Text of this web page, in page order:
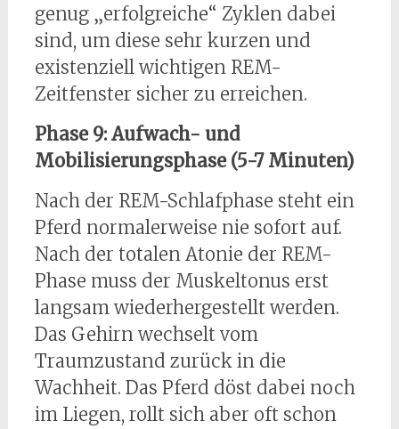
genug „erfolgreiche“ Zyklen dabei
sind, um diese sehr kurzen und
existenziell wichtigen REM-
Zeitfenster sicher zu erreichen.
Phase 9: Aufwach- und
Mobilisierungsphase (5-7 Minuten)
Nach der REM-Schlafphase steht ein
Pferd normalerweise nie sofort auf.
Nach der totalen Atonie der REM-
Phase muss der Muskeltonus erst
langsam wiederhergestellt werden.
Das Gehirn wechselt vom
Traumzustand zurück in die
Wachheit. Das Pferd döst dabei noch
im Liegen, rollt sich aber oft schon